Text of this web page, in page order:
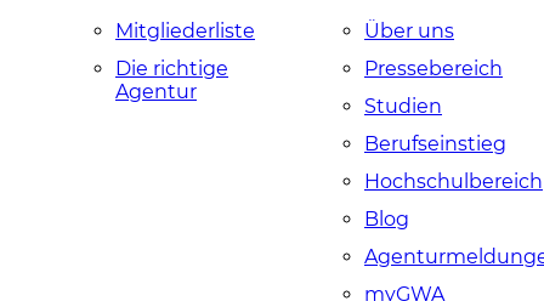
Mitgliederliste
Die richtige
Agentur
Über uns
Pressebereich
Studien
Berufseinstieg
Hochschulbereich
Blog
myGWA